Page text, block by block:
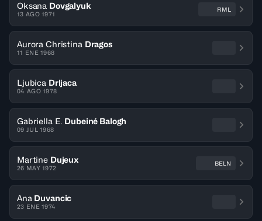
Oksana Dovgalyuk
13 AGO 1971
RML
Aurora Christina Dragos
11 ENE 1968
Ljubica Drljaca
04 AGO 1978
Gabriella E. Dubeiné Balogh
09 JUL 1968
Martine Dujeux
26 MAY 1972
BELN
Ana Duvancic
23 ENE 1974